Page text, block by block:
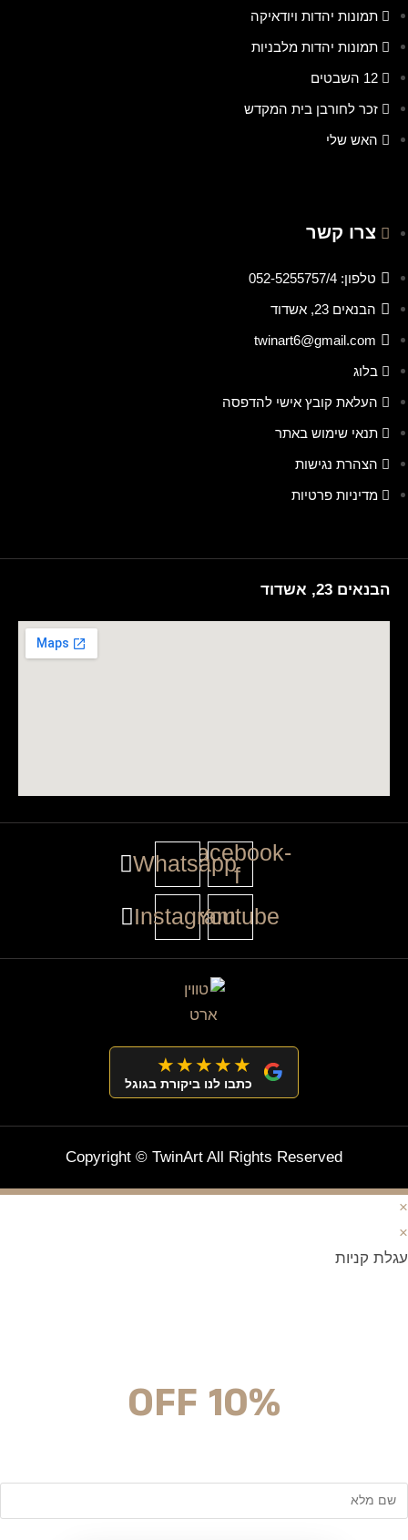
תמונות יהדות ויודאיקה
תמונות יהדות מלבניות
12 השבטים
זכר לחורבן בית המקדש
האש שלי
צרו קשר
טלפון: 052-5255757/4
הבנאים 23, אשדוד
twinart6@gmail.com
בלוג
העלאת קובץ אישי להדפסה
תנאי שימוש באתר
הצהרת נגישות
מדיניות פרטיות
הבנאים 23, אשדוד
Facebook-
f
Whatsapp
Youtube
Instagram
★★★★★
כתבו לנו ביקורת בגוגל
Copyright © TwinArt All Rights Reserved
×
×
עגלת קניות
10% OFF